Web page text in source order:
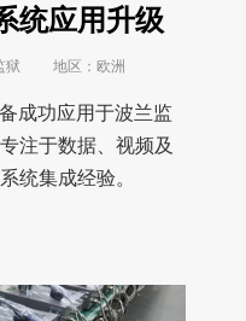
统应用升级
狱 地区：欧洲
成功应用于波兰监
注于数据、视频及
统集成经验。